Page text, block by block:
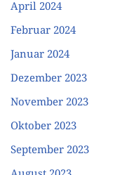
April 2024
Februar 2024
Januar 2024
Dezember 2023
November 2023
Oktober 2023
September 2023